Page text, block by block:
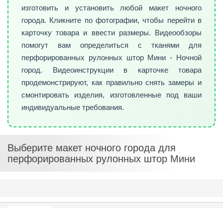
изготовить и установить любой макет ночного
города. Кликните по фотографии, чтобы перейти в
карточку товара и ввести размеры. Видеообзоры
помогут вам определиться с тканями для
перфорированных рулонных штор Мини - Ночной
город. Видеоинструкции в карточке товара
продемонстрируют, как правильно снять замеры и
смонтировать изделия, изготовленные под ваши
индивидуальные требования.
Выберите макет ночного города для
перфорированных рулонных штор Мини